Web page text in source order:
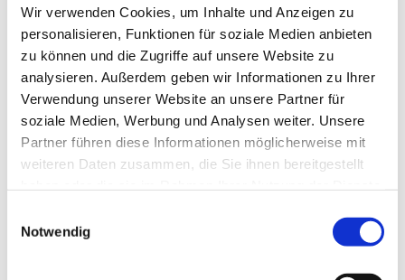
Wir verwenden Cookies, um Inhalte und Anzeigen zu
personalisieren, Funktionen für soziale Medien anbieten
zu können und die Zugriffe auf unsere Website zu
analysieren. Außerdem geben wir Informationen zu Ihrer
Verwendung unserer Website an unsere Partner für
soziale Medien, Werbung und Analysen weiter. Unsere
Partner führen diese Informationen möglicherweise mit
weiteren Daten zusammen, die Sie ihnen bereitgestellt
Notwendig
Gewährleistung einer komfortablen
Nutzung unserer Website,
Gewährleistung eines reibungslosen
Verbindungsaufbaus der Website,
Auswertung der Systemsicherheit und -
Rahmen der Vertragserfüllung oder zur